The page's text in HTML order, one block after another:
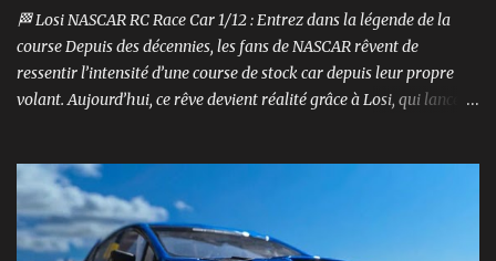
🏁 Losi NASCAR RC Race Car 1/12 : Entrez dans la légende de la
course Depuis des décennies, les fans de NASCAR rêvent de
ressentir l’intensité d’une course de stock car depuis leur propre
volant. Aujourd’hui, ce rêve devient réalité grâce à Losi, qui lance
foncer sur n’importe quelle surface plate. Voici le Losi NASCAR RC
Race Car , dans sa version Ryan Blaney No. 12 Advance Auto Parts
Ford Mustang RTR 2025 .